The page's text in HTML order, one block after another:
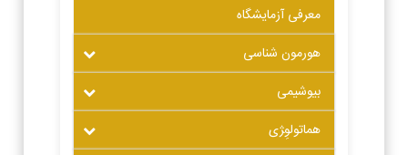
معرفی آزمایشگاه
هورمون شناسی
بیوشیمی
هماتولوِ‍ژی